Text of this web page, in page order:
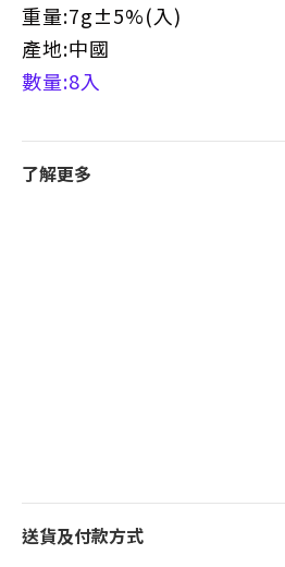
重量:7g±5%(入)
產地:中國
數量:8入
了解更多
送貨及付款方式